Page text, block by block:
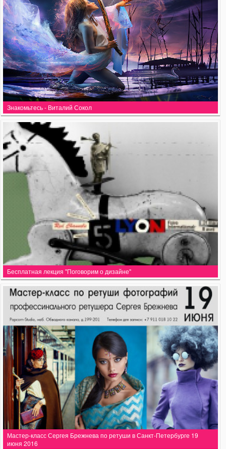
Знакомьтесь - Виталий Сокол
Бесплатная лекция "Поговорим о дизайне"
Мастер-класс Сергея Брежнева по ретуши в Санкт-Петербурге 19
июня 2016